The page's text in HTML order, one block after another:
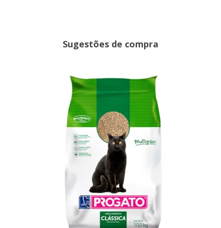
Sugestões de compra